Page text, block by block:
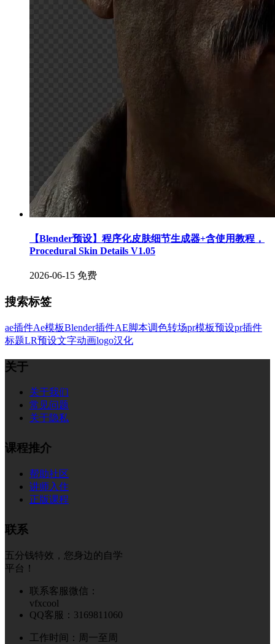
【Blender预设】程序化皮肤细节生成器+含使用教程，
Procedural Skin Details V1.05
2026-06-15 免费
搜索标签
ae插件Ae模板Blender插件AE脚本调色转场pr模板预设pr插件
标题LR预设文字动画logo汉化
关于
关于我们
常见问题
关于隐私
课程推介
帮助社区
讲师入住
正版课程
联系
五分钱特效，您身边的自学
平台！
联系客服微信：
vfxcool
QQ客服：3169811060
工作时间：周一至周